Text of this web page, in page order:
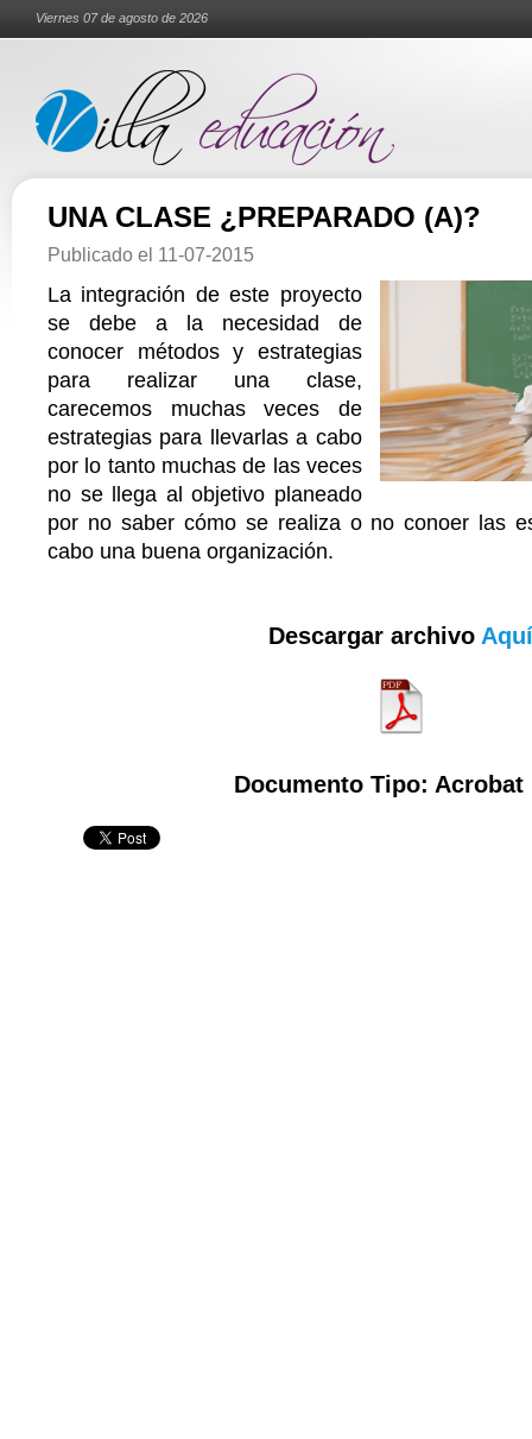
Viernes 07 de agosto de 2026
UNA CLASE ¿PREPARADO (A)?
Publicado el 11-07-2015
La integración de este proyecto
se debe a la necesidad de
conocer métodos y estrategias
para realizar una clase,
carecemos muchas veces de
estrategias para llevarlas a cabo
por lo tanto muchas de las veces
no se llega al objetivo planeado
por no saber cómo se realiza o no conoer las
cabo una buena organización.
Descargar archivo Aquí
Documento Tipo: Acrobat